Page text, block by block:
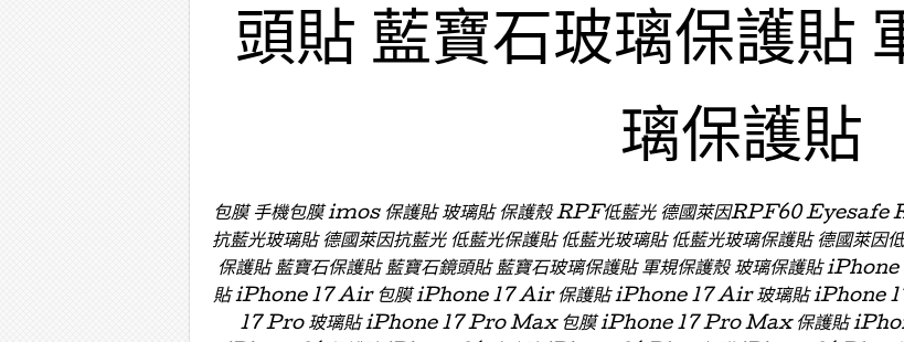
頭貼 藍寶石玻璃保護貼
璃保護貼
包膜 手機包膜 imos 保護貼 玻璃貼 保護殼 RPF低藍光 德國萊因RPF60 Eyesafe
抗藍光玻璃貼 德國萊因抗藍光 低藍光保護貼 低藍光玻璃貼 低藍光玻璃保護貼 德國萊因
保護貼 藍寶石保護貼 藍寶石鏡頭貼 藍寶石玻璃保護貼 軍規保護殼 玻璃保護貼
貼 iPhone 17 Air 包膜 iPhone 17 Air 保護貼 iPhone 17 Air 玻璃貼 iPhone
17 Pro 玻璃貼 iPhone 17 Pro Max 包膜 iPhone 17 Pro Max 保護貼